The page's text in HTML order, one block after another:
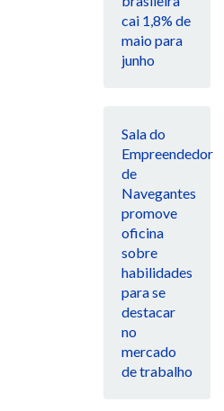
cai 1,8% de
maio para
junho
Sala do
Empreendedor
de
Navegantes
promove
oficina
sobre
habilidades
para se
destacar
no
mercado
de trabalho